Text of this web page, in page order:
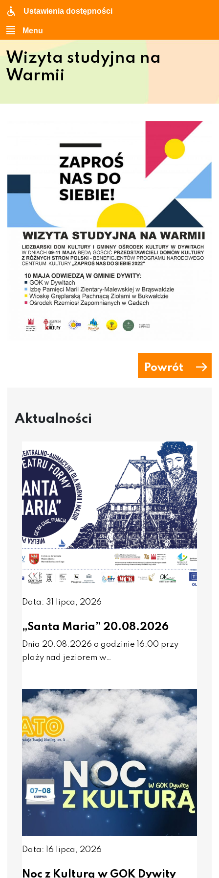
Ustawienia dostępności
Menu
Wizyta studyjna na
Warmii
Powrót
Aktualności
Data: 31 lipca, 2026
„Santa Maria” 20.08.2026
Dnia 20.08.2026 o godzinie 16:00 przy
plaży nad jeziorem w…
Data: 16 lipca, 2026
Noc z Kulturą w GOK Dywity